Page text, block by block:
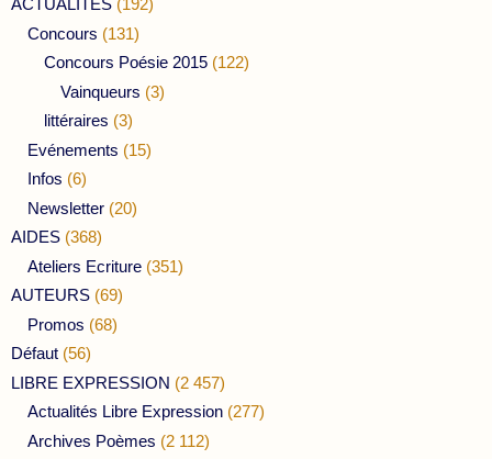
ACTUALITES (192)
Concours (131)
Concours Poésie 2015 (122)
Vainqueurs (3)
littéraires (3)
Evénements (15)
Infos (6)
Newsletter (20)
AIDES (368)
Ateliers Ecriture (351)
AUTEURS (69)
Promos (68)
Défaut (56)
LIBRE EXPRESSION (2 457)
Actualités Libre Expression (277)
Archives Poèmes (2 112)